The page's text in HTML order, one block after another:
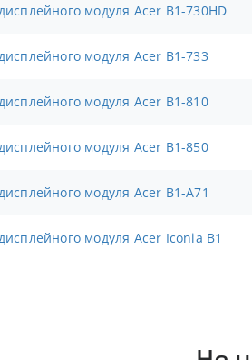
модуля Acer B1-730HD
модуля Acer B1-733
модуля Acer B1-810
модуля Acer B1-850
модуля Acer B1-A71
модуля Acer Iconia B1